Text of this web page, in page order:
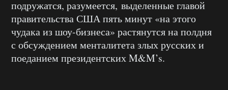
подружатся, разумеется, выделенные главой
правительства США пять минут «на этого
чудака из шоу-бизнеса» растянутся на полдня
с обсуждением менталитета злых русских и
поеданием президентских M&M’s.